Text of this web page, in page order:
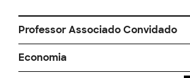
Professor Associado Convidado
Economia